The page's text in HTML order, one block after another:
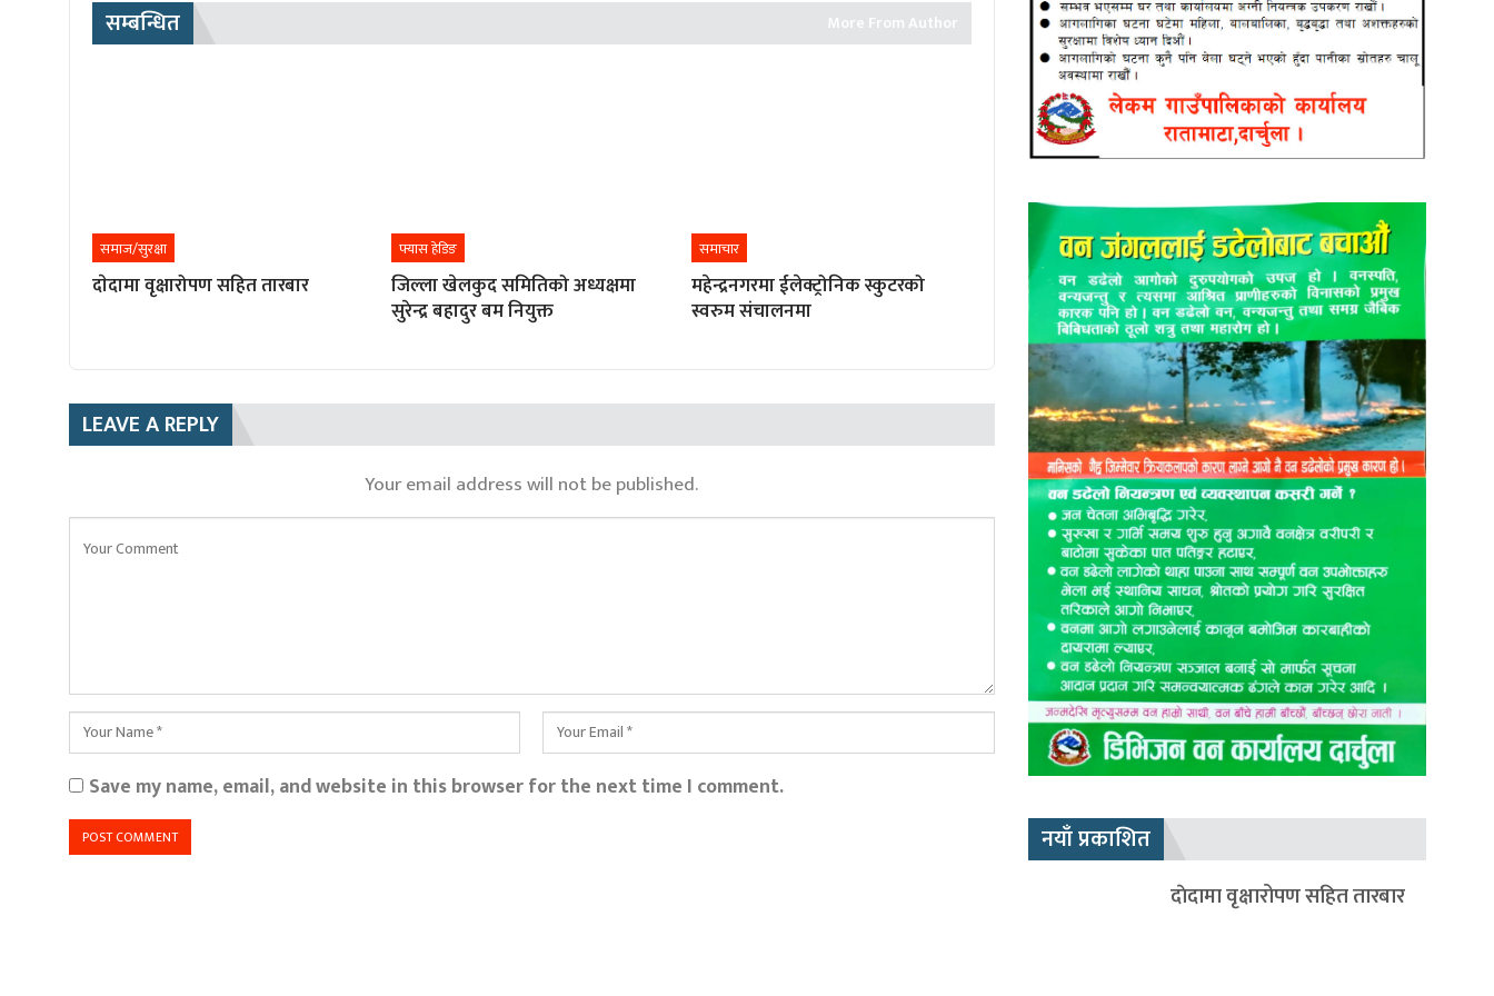
सम्बन्धित More From Author
समाज/सुरक्षा
दाेदामा वृक्षारोपण सहित तारबार
फ्यास हेडिङ
जिल्ला खेलकुद समितिको अध्यक्षमा
सुरेन्द्र बहादुर बम नियुक्त
समाचार
महेन्द्रनगरमा ईलेक्ट्रोनिक स्कुटरको
स्वरुम संचालनमा
LEAVE A REPLY
Your email address will not be published.
Save my name, email, and website in this browser for the next time I comment.
नयाँ प्रकाशित
दाेदामा वृक्षारोपण सहित तारबार